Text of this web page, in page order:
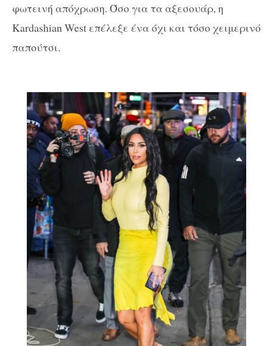
φωτεινή απόχρωση. Όσο για τα αξεσουάρ, η
Kardashian West επέλεξε ένα όχι και τόσο χειμερινό
παπούτσι.